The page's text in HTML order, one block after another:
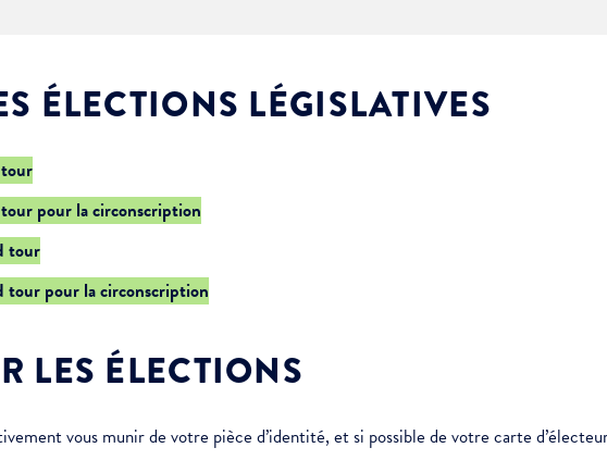
ÉLECTIONS LÉGISLATIVES
pour la circonscription
tour
tour pour la circonscription
LES ÉLECTIONS
vous munir de votre pièce d’identité, et si possible de votre carte